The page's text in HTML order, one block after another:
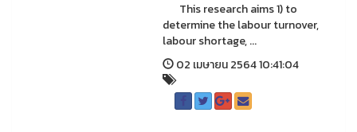
This research aims 1) to
determine the labour turnover,
labour shortage, ...
02 เมษายน 2564 10:41:04